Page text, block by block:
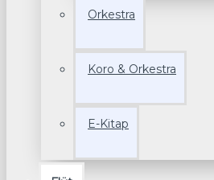
Orkestra
Koro & Orkestra
E-Kitap